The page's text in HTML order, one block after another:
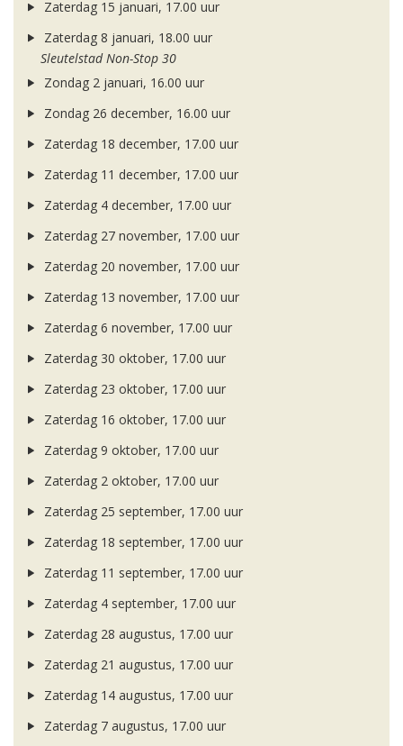
Zaterdag 15 januari, 17.00 uur
Zaterdag 8 januari, 18.00 uur
Sleutelstad Non-Stop 30
Zondag 2 januari, 16.00 uur
Zondag 26 december, 16.00 uur
Zaterdag 18 december, 17.00 uur
Zaterdag 11 december, 17.00 uur
Zaterdag 4 december, 17.00 uur
Zaterdag 27 november, 17.00 uur
Zaterdag 20 november, 17.00 uur
Zaterdag 13 november, 17.00 uur
Zaterdag 6 november, 17.00 uur
Zaterdag 30 oktober, 17.00 uur
Zaterdag 23 oktober, 17.00 uur
Zaterdag 16 oktober, 17.00 uur
Zaterdag 9 oktober, 17.00 uur
Zaterdag 2 oktober, 17.00 uur
Zaterdag 25 september, 17.00 uur
Zaterdag 18 september, 17.00 uur
Zaterdag 11 september, 17.00 uur
Zaterdag 4 september, 17.00 uur
Zaterdag 28 augustus, 17.00 uur
Zaterdag 21 augustus, 17.00 uur
Zaterdag 14 augustus, 17.00 uur
Zaterdag 7 augustus, 17.00 uur